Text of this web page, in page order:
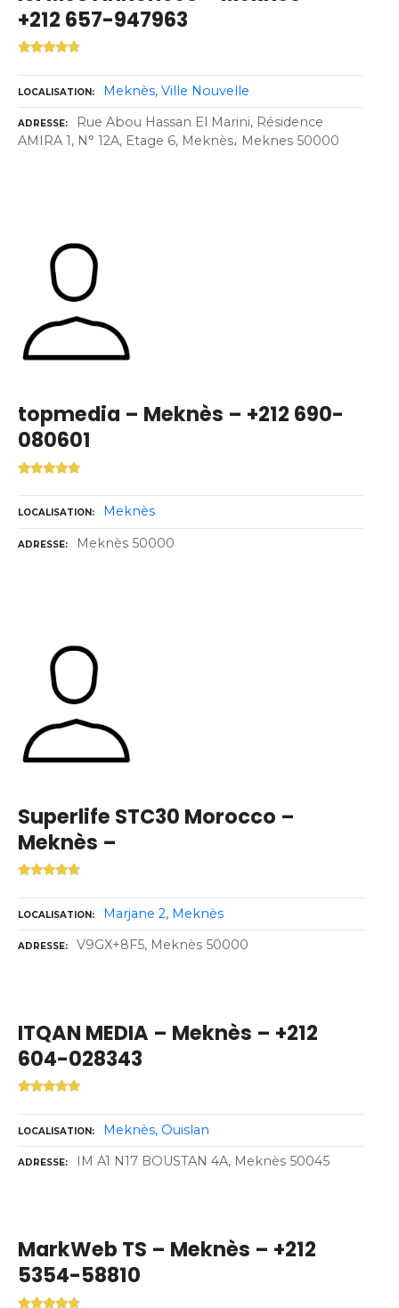
+212 657-947963
LOCALISATION Meknès Ville Nouvelle
ADRESSE
Rue Abou Hassan El Marini, Résidence
AMIRA 1, N° 12A, Etage 6, Meknès، Meknes 50000
topmedia – Meknès – +212 690-
080601
LOCALISATION Meknès
ADRESSE Meknès 50000
Superlife STC30 Morocco –
Meknès –
LOCALISATION Marjane 2 Meknès
ADRESSE V9GX+8F5, Meknès 50000
ITQAN MEDIA – Meknès – +212
604-028343
LOCALISATION Meknès Ouislan
ADRESSE IM A1 N17 BOUSTAN 4A, Meknès 50045
MarkWeb TS – Meknès – +212
5354-58810